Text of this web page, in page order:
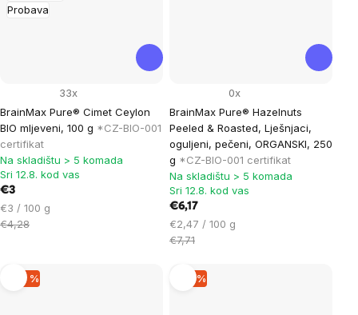
Probava
BrainMax Pure® Cimet Ceylon
BIO mljeveni, 100 g *CZ-BIO-001
certifikat
33x
Na skladištu > 5 komada
Sri 12.8. kod vas
€3
Cijena
mjere:
€3 / 100 g
€4,28
BrainMax Pure® Hazelnuts
Peeled & Roasted, Lješnjaci,
oguljeni, pečeni, ORGANSKI, 250
g *CZ-BIO-001 certifikat
0x
Na skladištu > 5 komada
Sri 12.8. kod vas
€6,17
Cijena
mjere:
€2,47 / 100 g
€7,71
–20 % –19 %